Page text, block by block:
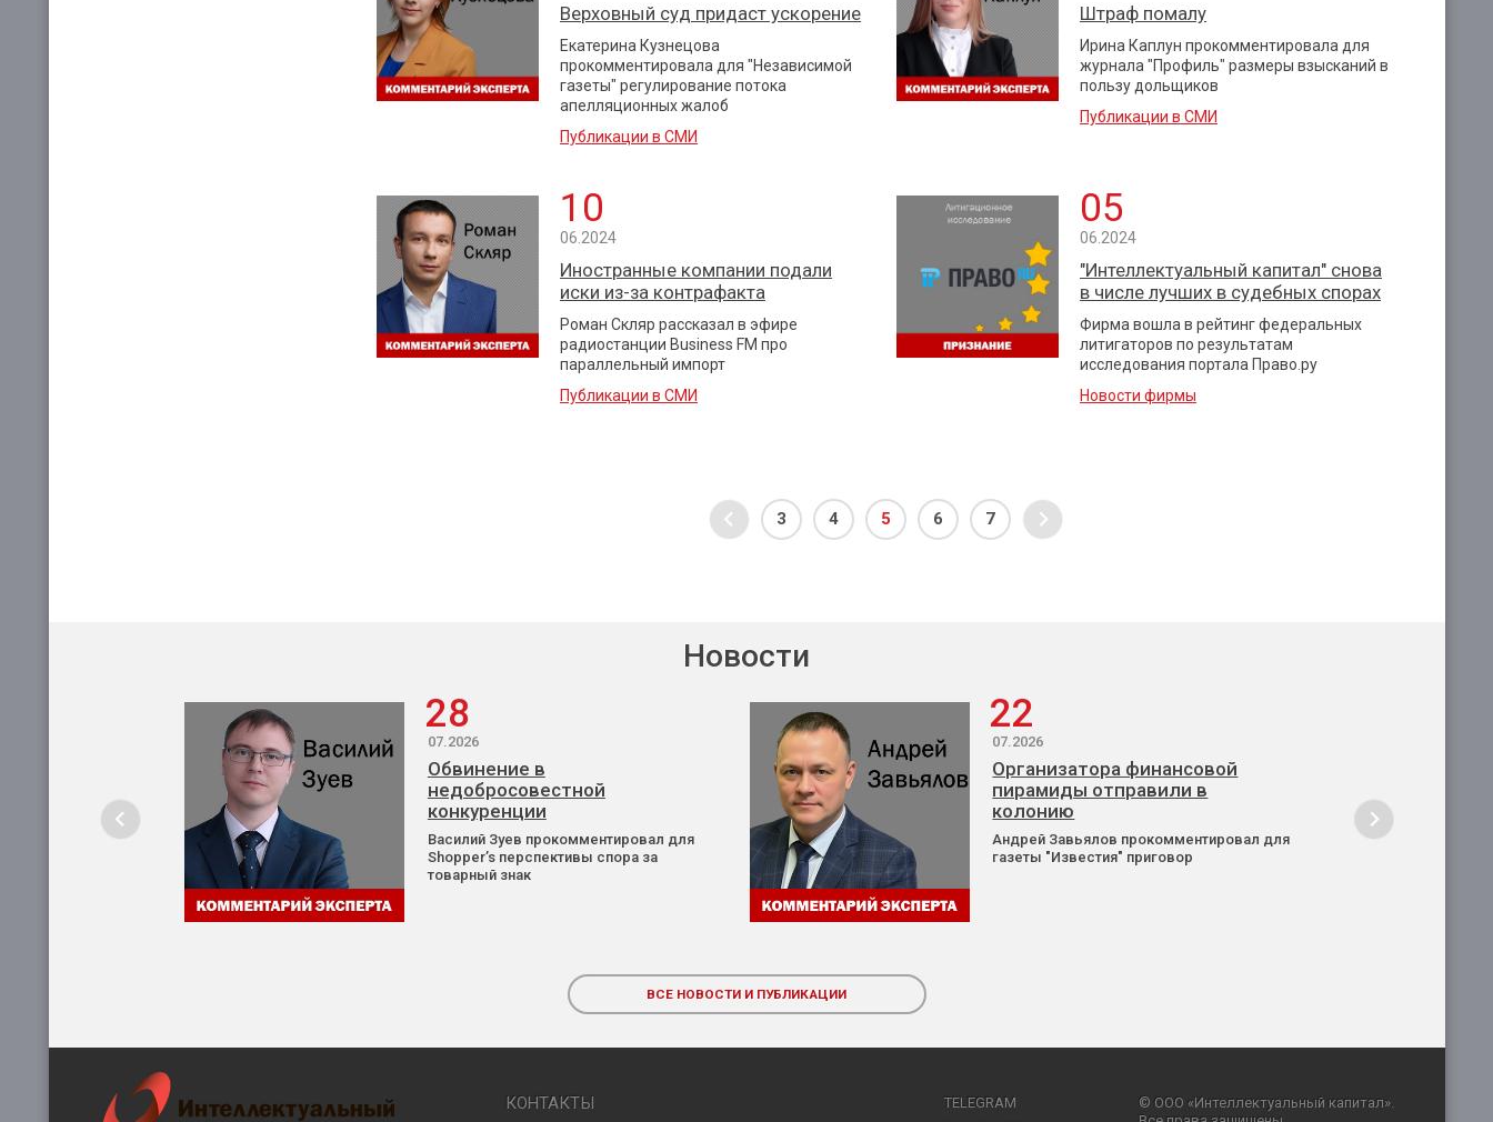
Верховный суд придаст ускорение
Екатерина Кузнецова
прокомментировала для "Независимой
газеты" регулирование потока
апелляционных жалоб
Публикации в СМИ
Штраф помалу
Ирина Каплун прокомментировала для
журнала "Профиль" размеры взысканий в
пользу дольщиков
Публикации в СМИ
10
06.2024
Иностранные компании подали
иски из-за контрафакта
Роман Скляр рассказал в эфире
радиостанции Business FM про
параллельный импорт
Публикации в СМИ
05
06.2024
"Интеллектуальный капитал" снова
в числе лучших в судебных спорах
Фирма вошла в рейтинг федеральных
литигаторов по результатам
исследования портала Право.ру
Новости фирмы
3 4 5 6 7
Новости
28
07.2026
Обвинение в
недобросовестной
конкуренции
Василий Зуев прокомментировал для
Shopper’s перспективы спора за
товарный знак
22
07.2026
Организатора финансовой
пирамиды отправили в
колонию
Андрей Завьялов прокомментировал для
газеты "Известия" приговор
ВСЕ НОВОСТИ И ПУБЛИКАЦИИ
КОНТАКТЫ
TELEGRAM
© ООО «Интеллектуальный капитал».